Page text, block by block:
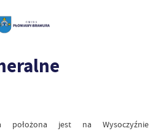
położona jest na Wysoczyźnie